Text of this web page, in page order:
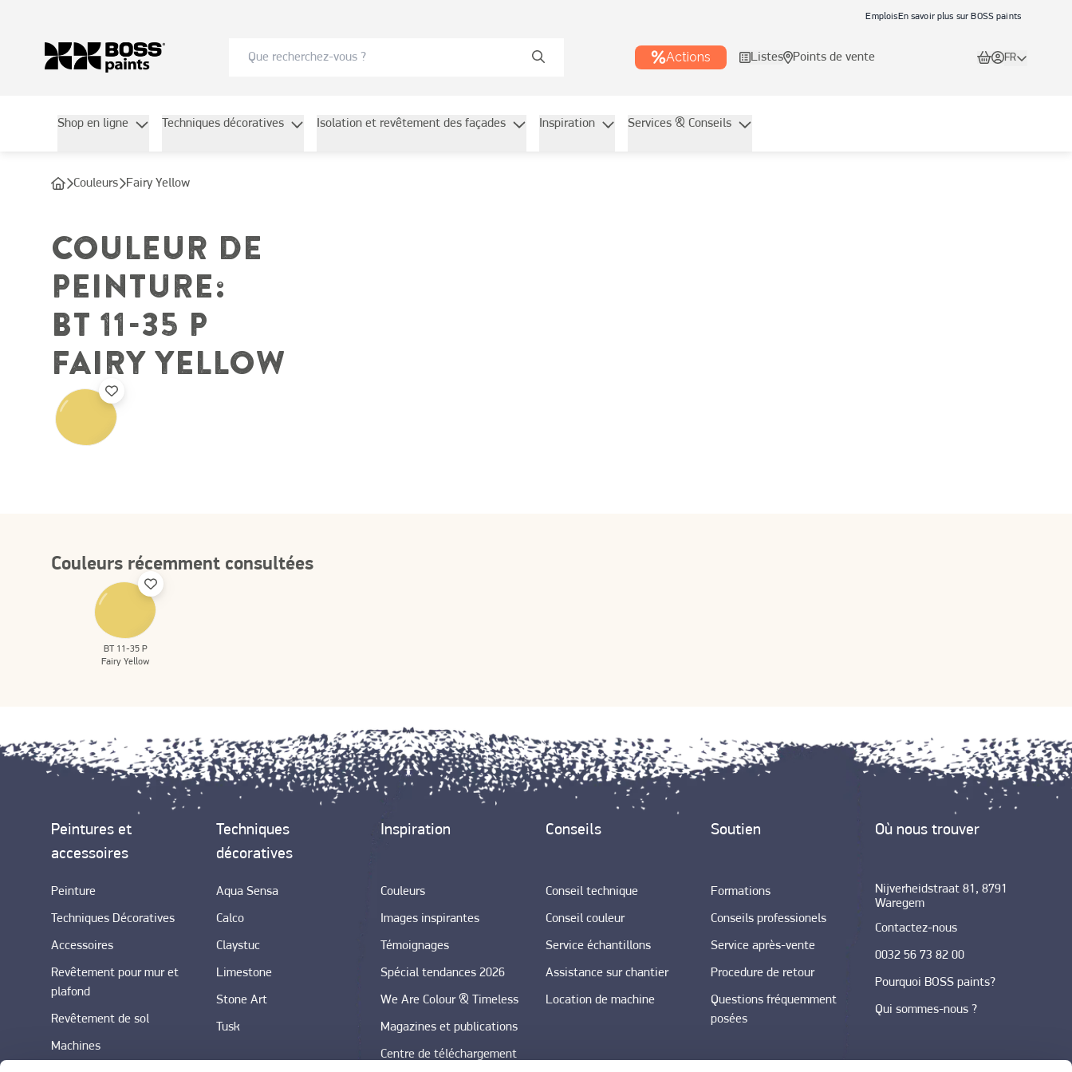
EmploisEn savoir plus sur BOSS paints
Actions Listes Points de vente FR
Shop en ligne Techniques décoratives Isolation et revêtement des façades Inspiration Services & Conseils
Couleurs Fairy Yellow
COULEUR DE
PEINTURE:
BT 11-35 P
FAIRY YELLOW
Couleurs récemment consultées
BT 11-35 P
Fairy Yellow
Peintures et
accessoires
Peinture
Techniques Décoratives
Accessoires
Revêtement pour mur et
plafond
Revêtement de sol
Machines
Techniques
décoratives
Aqua Sensa
Calco
Claystuc
Limestone
Stone Art
Tusk
Inspiration
Couleurs
Images inspirantes
Témoignages
Spécial tendances 2026
We Are Colour & Timeless
Magazines et publications
Centre de téléchargement
Conseils
Conseil technique
Conseil couleur
Service échantillons
Assistance sur chantier
Location de machine
Soutien
Formations
Conseils professionels
Service après-vente
Procedure de retour
Questions fréquemment
posées
Où nous trouver
Nijverheidstraat 81, 8791
Waregem
Contactez-nous
0032 56 73 82 00
Pourquoi BOSS paints?
Qui sommes-nous ?